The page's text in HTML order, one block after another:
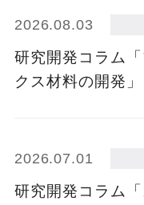
2026.08.03
研究開発コラム
クス材料の開発
2026.07.01
研究開発コラム